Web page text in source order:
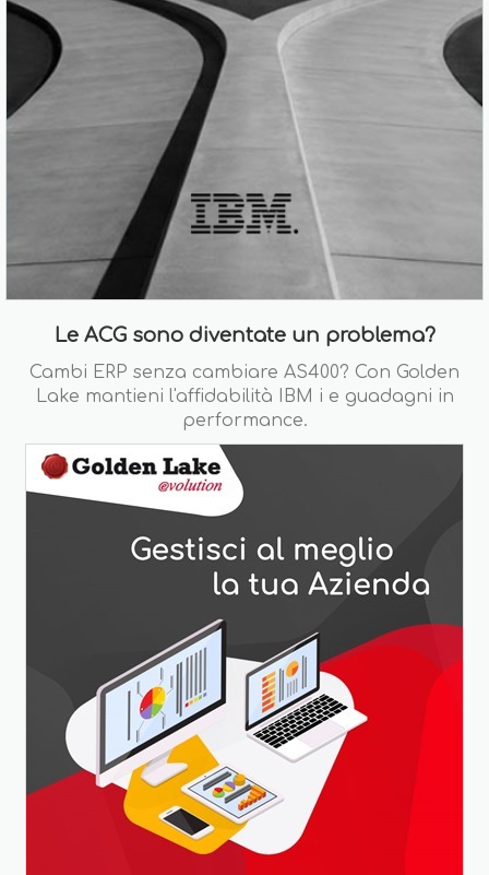
Le ACG sono diventate un problema?
Cambi ERP senza cambiare AS400? Con Golden
Lake mantieni l'affidabilità IBM i e guadagni in
performance.